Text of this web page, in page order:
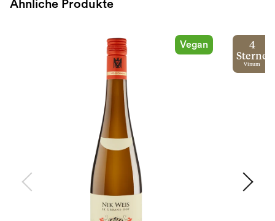
Ähnliche Produkte
Vegan
4
Sterne
Vinum